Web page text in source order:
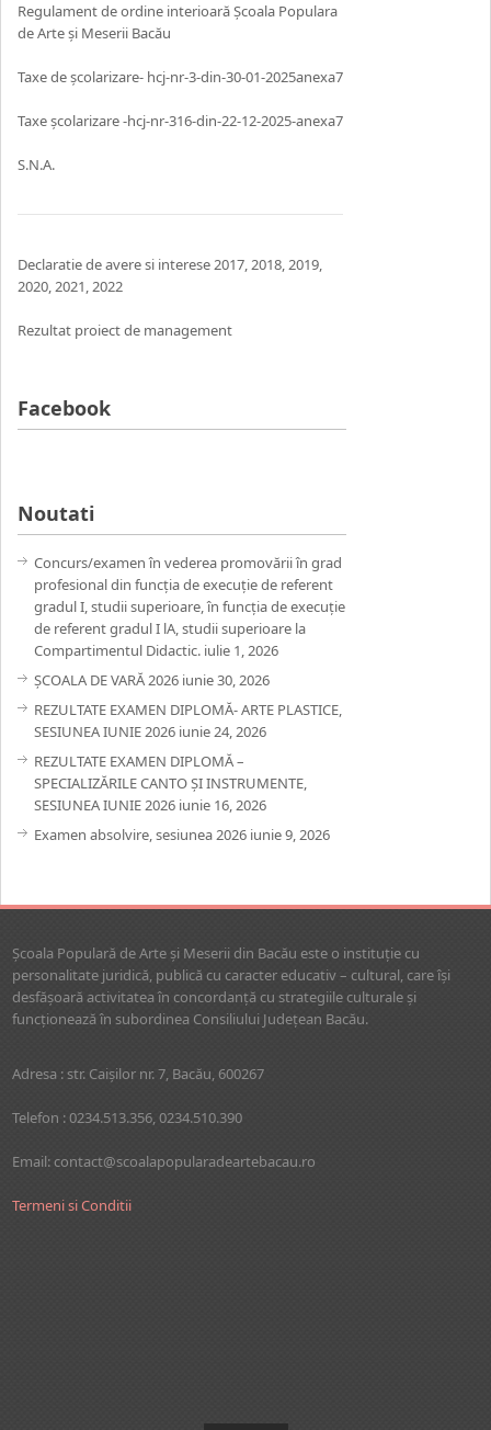
Regulament de ordine interioară Școala Populara
de Arte și Meserii Bacău
Taxe de școlarizare- hcj-nr-3-din-30-01-2025anexa7
Taxe școlarizare -hcj-nr-316-din-22-12-2025-anexa7
S.N.A.
Declaratie de avere si interese2017,2018,2019,
2020,2021,2022
Rezultat proiect de management
Facebook
Noutati
Concurs/examen în vederea promovării în grad
profesional din funcția de execuție de referent
gradul I, studii superioare, în funcția de execuție
de referent gradul I lA, studii superioare la
Compartimentul Didactic. iulie 1, 2026
ȘCOALA DE VARĂ 2026 iunie 30, 2026
REZULTATE EXAMEN DIPLOMĂ- ARTE PLASTICE,
SESIUNEA IUNIE 2026 iunie 24, 2026
REZULTATE EXAMEN DIPLOMĂ –
SPECIALIZĂRILE CANTO ȘI INSTRUMENTE,
SESIUNEA IUNIE 2026 iunie 16, 2026
Examen absolvire, sesiunea 2026 iunie 9, 2026
Şcoala Populară de Arte şi Meserii din Bacău este o instituţie cu
personalitate juridică, publică cu caracter educativ – cultural, care îşi
desfăşoară activitatea în concordanţă cu strategiile culturale şi
funcţionează în subordinea Consiliului Judeţean Bacău.
Adresa : str. Caişilor nr. 7, Bacău, 600267
Telefon : 0234.513.356, 0234.510.390
Email: contact@scoalapopularadeartebacau.ro
Termeni si Conditii